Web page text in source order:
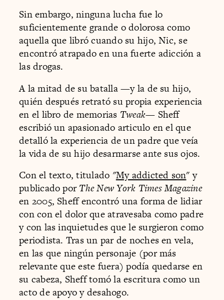
Sin embargo, ninguna lucha fue lo
suficientemente grande o dolorosa como
aquella que libró cuando su hijo, Nic, se
encontró atrapado en una fuerte adicción a
las drogas.
A la mitad de su batalla —y la de su hijo,
quién después retrató su propia experiencia
en el libro de memorias Tweak— Sheff
escribió un apasionado articulo en el que
detalló la experiencia de un padre que veía
la vida de su hijo desarmarse ante sus ojos.
Con el texto, titulado "My addicted son" y
publicado porThe New York Times Magazine
en 2005, Sheff encontró una forma de lidiar
con con el dolor que atravesaba como padre
y con las inquietudes que le surgieron como
periodista. Tras un par de noches en vela,
en las que ningún personaje (por más
relevante que este fuera) podía quedarse en
su cabeza, Sheff tomó la escritura como un
acto de apoyo y desahogo.